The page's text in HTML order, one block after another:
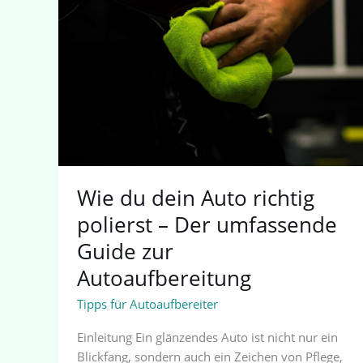
Wie du dein Auto richtig
polierst – Der umfassende
Guide zur
Autoaufbereitung
Tipps für Autoaufbereiter
Einleitung Ein glänzendes Auto ist nicht nur ein
Blickfang, sondern auch ein Zeichen von Pflege,
Autoaufbereitung